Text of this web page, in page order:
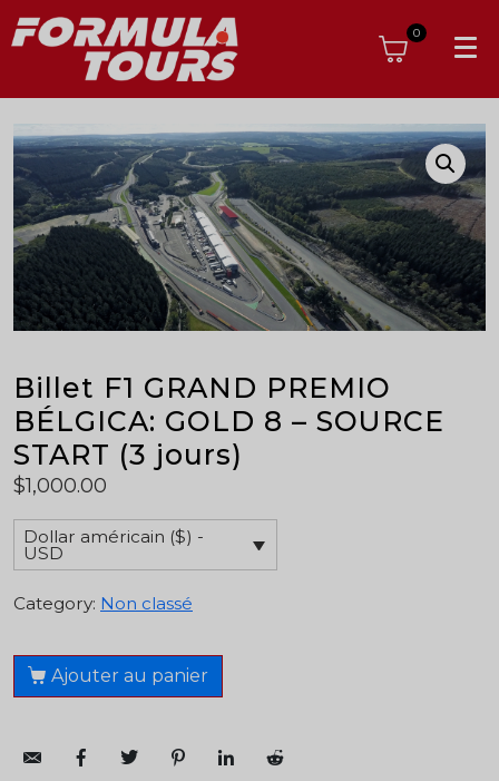
0
Billet F1 GRAND PREMIO
BÉLGICA: GOLD 8 – SOURCE
START (3 jours)
$1,000.00
Dollar américain ($) -
USD
Category: Non classé
Ajouter au panier